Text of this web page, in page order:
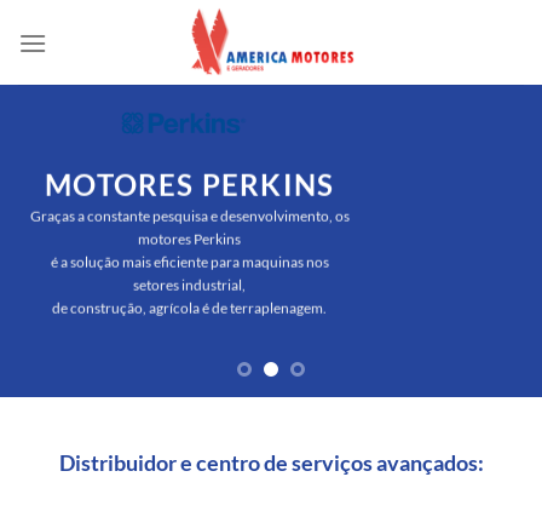
MOTORES PERKINS
Graças a constante pesquisa e desenvolvimento, os
motores Perkins
é a solução mais eficiente para maquinas nos
setores industrial,
de construção, agrícola é de terraplenagem.
Distribuidor e centro de serviços avançados: